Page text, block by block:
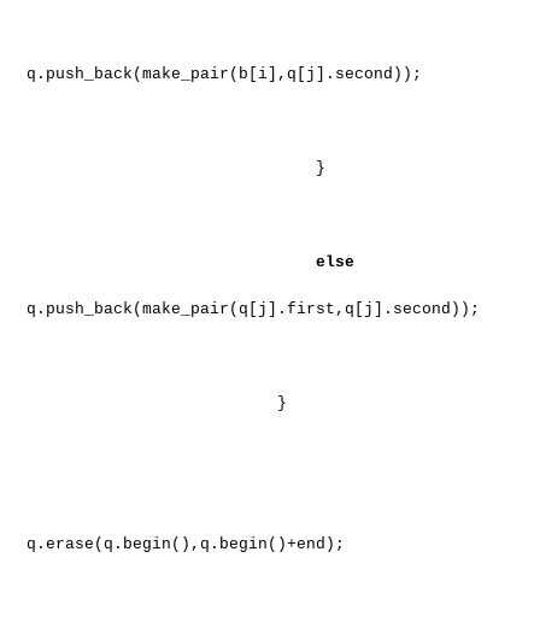
q.push_back(make_pair(b[i],q[j].second));
}
else
q.push_back(make_pair(q[j].first,q[j].second));
}
q.erase(q.begin(),q.begin()+end);